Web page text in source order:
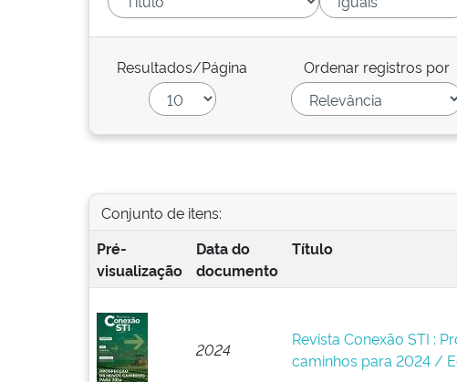
Resultados/Página Ordenar registros por
Conjunto de itens:
Pré-
visualização
Data do
documento
Título
2024
Revista Conexão STI :
caminhos para 2024 /